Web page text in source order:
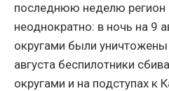
последнюю неделю регион
неоднократно: в ночь на 9
округами были
августа беспилотники
округами и на подступах к